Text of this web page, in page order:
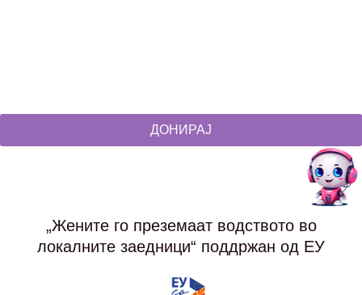
ДОНИРАЈ
„Жените го преземаат водството во
локалните заедници“ поддржан од ЕУ